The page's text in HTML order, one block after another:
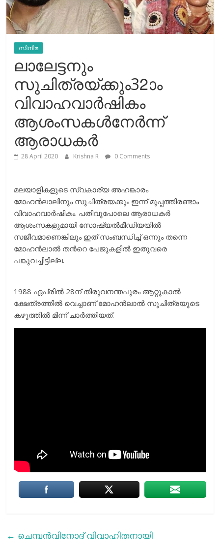
സിനിമ
ലാലേട്ടനും
സുചിത്രയ്ക്കും32ാം
വിവാഹവാര്‍ഷികം
ആശംസകള്‍നേര്‍ന്ന്
ആരാധകര്‍
28 April 2020 Krishna R 0 Comments
മലയാളികളുടെ സ്വകാര്യ അഹങ്കാരം
മോഹന്‍ലാലിനും സുചിത്രയക്കും ഇന്ന് മുപ്പത്തിരണ്ടാം
വിവാഹവാര്‍ഷികം. പതിവുപോലെ ആരാധകര്‍
ആശംസകളുമായി സോഷ്യല്‍മീഡിയയില്‍
സജീവമാണെങ്കിലും ഇത് സംബന്ധിച്ച് ഒന്നും തന്നെ
മോഹന്‍ലാല്‍ തന്‍റെ പേജുകളില്‍ ഇതുവരെ
പങ്കുവച്ചിട്ടില്ല.
1988 ഏപ്രില്‍ 28ന് തിരുവനന്തപുരം ആറ്റുകാല്‍
ക്ഷേത്രത്തില്‍ വെച്ചാണ് മോഹന്‍ലാല്‍ സുചിത്രയുടെ
കഴുത്തില്‍ മിന്ന് ചാര്‍ത്തിയത്.
← ചെമ്പന്‍വിനോദ് വിവാഹിതനായി